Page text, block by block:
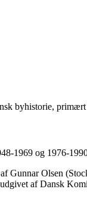
byhistorie,
1969 og 1976-
Gunnar Olsen
af Dansk